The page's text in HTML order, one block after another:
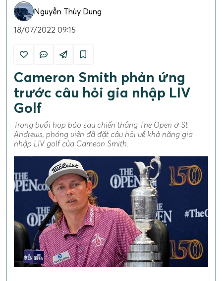
Nguyễn Thùy Dung
18/07/2022 09:15
Cameron Smith phản ứng
trước câu hỏi gia nhập LIV
Golf
Trong buổi họp báo sau chiến thắng The Open ở St
Andrews, phóng viên đã đặt câu hỏi về khả năng gia
nhập LIV golf của Cameon Smith.